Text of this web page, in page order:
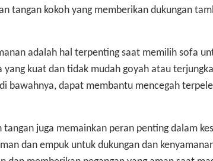
tangan kokoh yang memberikan dukungan
adalah hal terpenting saat memilih sofa
kuat dan tidak mudah goyah atau
bawahnya, dapat membantu mencegah
tangan juga memainkan peran penting dalam
dan empuk untuk dukungan dan